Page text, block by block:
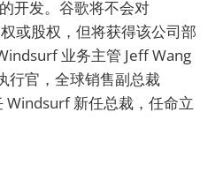
开发。谷歌将不会对
或股权，但将获得该公司部
业务主管 Jeff Wang
行官，全球销售副总裁
新任总裁，任命立